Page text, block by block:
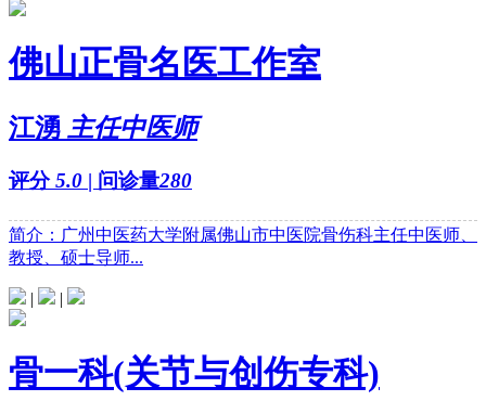
佛山正骨名医工作室
江湧 主任中医师
评分5.0 | 问诊量280
简介：广州中医药大学附属佛山市中医院骨伤科主任中医师、
教授、硕士导师...
| |
骨一科(关节与创伤专科)